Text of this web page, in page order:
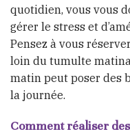
quotidien, vous vous
gérer le stress et
Pensez à vous
loin du tumulte
matin peut poser des
la journée.
Comment réaliser